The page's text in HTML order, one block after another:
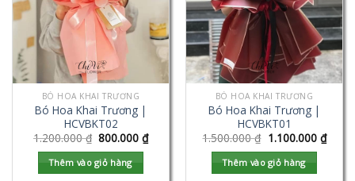
BÓ HOA KHAI TRƯƠNG
Bó Hoa Khai Trương |
HCVBKT02
1.200.000₫ 800.000₫
Thêm vào giỏ hàng
BÓ HOA KHAI TRƯƠNG
Bó Hoa Khai Trương |
HCVBKT01
1.500.000₫ 1.100.000 ₫
Thêm vào giỏ hàng